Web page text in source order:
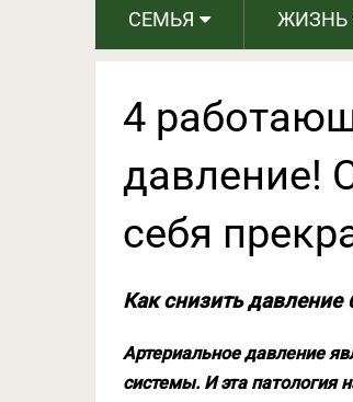
СЕМЬЯ ЖИЗНЬ
4
давление!
себя
Как снизить давление
Артериальное давление
системы. И эта патология